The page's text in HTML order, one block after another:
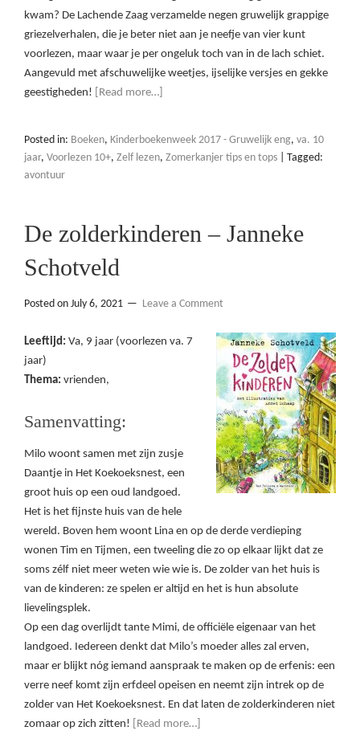
kwam? De Lachende Zaag verzamelde negen gruwelijk grappige
griezelverhalen, die je beter niet aan je neefje van vier kunt
voorlezen, maar waar je per ongeluk toch van in de lach schiet.
Aangevuld met afschuwelijke weetjes, ijselijke versjes en gekke
geestigheden!
[Read more…]
Posted in: Boeken, Kinderboekenweek 2017 - Gruwelijk eng, va. 10
jaar, Voorlezen 10+, Zelf lezen, Zomerkanjer tips en tops
Tagged:
avontuur
De zolderkinderen – Janneke
Schotveld
Posted on July 6, 2021 Leave a Comment
Leeftijd: Va, 9 jaar (voorlezen va. 7
jaar)
Thema: vrienden,
Samenvatting:
Milo woont samen met zijn zusje
Daantje in Het Koekoeksnest, een
groot huis op een oud landgoed.
Het is het fijnste huis van de hele
wereld. Boven hem woont Lina en op de derde verdieping
wonen Tim en Tijmen, een tweeling die zo op elkaar lijkt dat ze
soms zélf niet meer weten wie wie is. De zolder van het huis is
van de kinderen: ze spelen er altijd en het is hun absolute
lievelingsplek.
Op een dag overlijdt tante Mimi, de officiële eigenaar van het
landgoed. Iedereen denkt dat Milo’s moeder alles zal erven,
maar er blijkt nóg iemand aanspraak te maken op de erfenis: een
verre neef komt zijn erfdeel opeisen en neemt zijn intrek op de
zolder van Het Koekoeksnest. En dat laten de zolderkinderen niet
zomaar op zich zitten!
[Read more…]